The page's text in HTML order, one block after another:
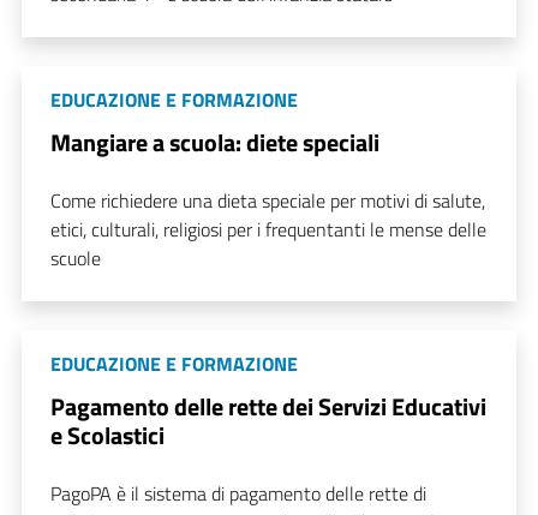
EDUCAZIONE E FORMAZIONE
Mangiare a scuola: diete speciali
Come richiedere una dieta speciale per motivi di salute,
etici, culturali, religiosi per i frequentanti le mense delle
scuole
EDUCAZIONE E FORMAZIONE
Pagamento delle rette dei Servizi Educativi
e Scolastici
PagoPA è il sistema di pagamento delle rette di